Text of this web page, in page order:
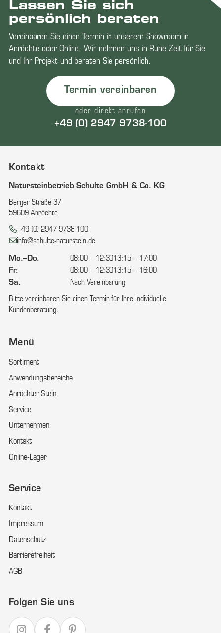
Lassen Sie sich
persönlich beraten
Vereinbaren Sie einen Termin in unserem Showroom in
Anröchte oder Online. Wir nehmen uns in Ruhe Zeit für Sie
und Ihr Projekt und beraten Sie persönlich.
Termin vereinbaren
oder direkt anrufen
+49 (0) 2947 9738-100
Kontakt
Natursteinbetrieb Schulte GmbH & Co. KG
Berger Straße 37
59609 Anröchte
Telefon:
+49 (0) 2947 9738-100
E-Mail:
info@schulte-naturstein.de
Mo.–Do. 08:00 – 12:3013:15 – 17:00
Fr.
08:00 – 12:3013:15 – 16:00
Sa.
Nach Vereinbarung
Bitte vereinbaren Sie einen Termin für Ihre individuelle
Kundenberatung.
Menü
Sortiment
Anwendungsbereiche
Anröchter Stein
Service
Unternehmen
Kontakt
Online-Lager
Service
Kontakt
Impressum
Datenschutz
Barrierefreiheit
AGB
Folgen Sie uns